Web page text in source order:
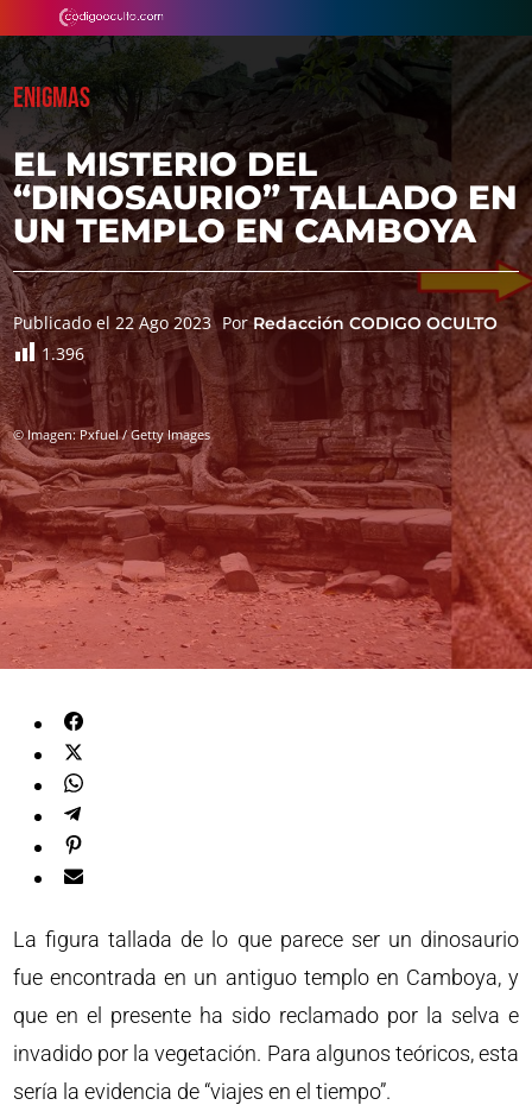
ENIGMAS
EL MISTERIO DEL
“DINOSAURIO” TALLADO EN
UN TEMPLO EN CAMBOYA
Publicado el 22 Ago 2023 PorRedacción CODIGO OCULTO
1.396
© Imagen: Pxfuel / Getty Images
La figura tallada de lo que parece ser un dinosaurio
fue encontrada en un antiguo templo en Camboya, y
que en el presente ha sido reclamado por la selva e
invadido por la vegetación. Para algunos teóricos, esta
sería la evidencia de “viajes en el tiempo”.